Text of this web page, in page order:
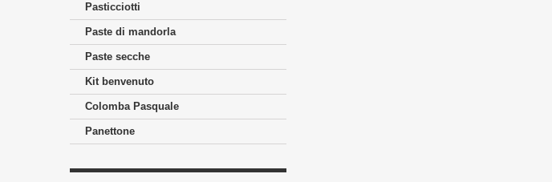
Pasticciotti
Paste di mandorla
Paste secche
Kit benvenuto
Colomba Pasquale
Panettone